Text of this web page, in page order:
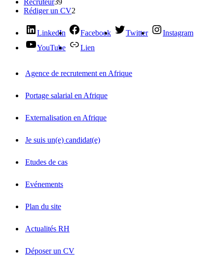
Recruteur39
Rédiger un CV2
LinkedIn Facebook Twitter
Instagram
YouTube
Lien
Agence de recrutement en Afrique
Portage salarial en Afrique
Externalisation en Afrique
Je suis un(e) candidat(e)
Etudes de cas
Evénements
Plan du site
Actualités RH
Déposer un CV